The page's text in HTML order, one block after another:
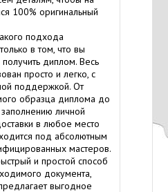
100% оригинальный
подхода
в том, что вы
диплом. Весь
просто и легко, с
поддержкой. От
образца диплома до
заполнению личной
в любое место
под абсолютным
мастеров.
и простой способ
документа,
выгодное